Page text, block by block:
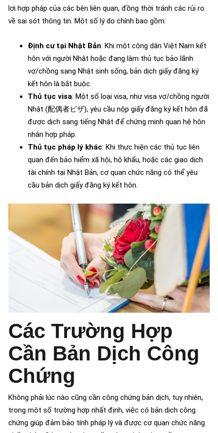
lợi hợp pháp của các bên liên quan, đồng thời tránh các rủi ro
về sai sót thông tin. Một số lý do chính bao gồm:
Định cư tại Nhật Bản: Khi một công dân Việt Nam kết
hôn với người Nhật hoặc đang làm thủ tục bảo lãnh
vợ/chồng sang Nhật sinh sống, bản dịch giấy đăng ký
kết hôn là bắt buộc.
Thủ tục visa: Một số loại visa, như visa vợ/chồng người
Nhật (配偶者ビザ), yêu cầu nộp giấy đăng ký kết hôn đã
được dịch sang tiếng Nhật để chứng minh quan hệ hôn
nhân hợp pháp.
Thủ tục pháp lý khác: Khi thực hiện các thủ tục liên
quan đến bảo hiểm xã hội, hộ khẩu, hoặc các giao dịch
tài chính tại Nhật Bản, cơ quan chức năng có thể yêu
cầu bản dịch giấy đăng ký kết hôn.
Các Trường Hợp
Cần Bản Dịch Công
Chứng
Không phải lúc nào cũng cần công chứng bản dịch, tuy nhiên,
trong một số trường hợp nhất định, việc có bản dịch công
chứng giúp đảm bảo tính pháp lý và được cơ quan chức năng